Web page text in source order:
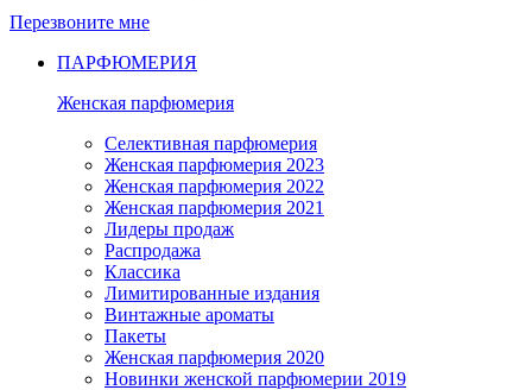
Перезвоните мне
ПАРФЮМЕРИЯ
Женская парфюмерия
Селективная парфюмерия
Женская парфюмерия 2023
Женская парфюмерия 2022
Женская парфюмерия 2021
Лидеры продаж
Распродажа
Классика
Лимитированные издания
Винтажные ароматы
Пакеты
Женская парфюмерия 2020
Новинки женской парфюмерии 2019